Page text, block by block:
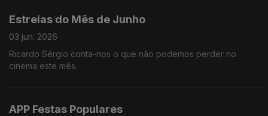
Estreias do Mês de Junho
03 jun. 2026
Ricardo Sérgio conta-nos o que não podemos perder no
cinema este mês.
APP Festas Populares